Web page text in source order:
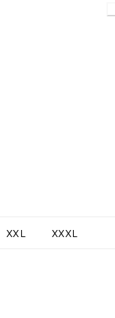
XXL XXXL